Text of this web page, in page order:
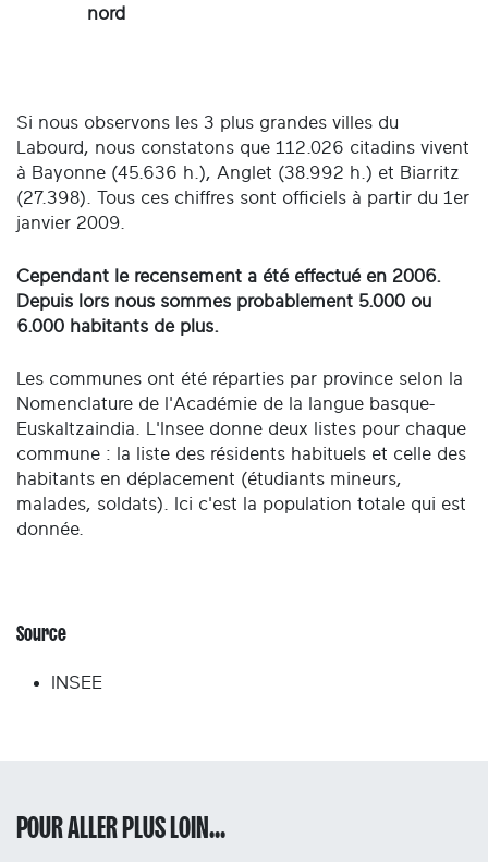
nord
Si nous observons les 3 plus grandes villes du
Labourd, nous constatons que 112.026 citadins vivent
à Bayonne (45.636 h.), Anglet (38.992 h.) et Biarritz
(27.398). Tous ces chiffres sont officiels à partir du 1er
janvier 2009.
Cependant le recensement a été effectué en 2006.
Depuis lors nous sommes probablement 5.000 ou
6.000 habitants de plus.
Les communes ont été réparties par province selon la
Nomenclature de l'Académie de la langue basque-
Euskaltzaindia. L'Insee donne deux listes pour chaque
commune : la liste des résidents habituels et celle des
habitants en déplacement (étudiants mineurs,
malades, soldats). Ici c'est la population totale qui est
donnée.
Source
INSEE
POUR ALLER PLUS LOIN...